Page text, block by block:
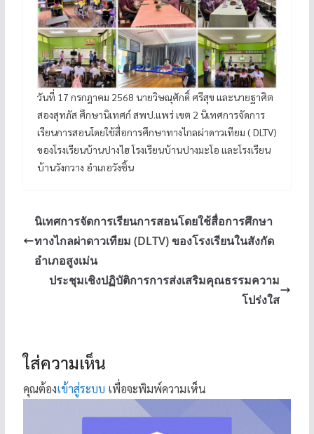
วันที่ 17 กรกฎาคม 2568 นายวิษณุศักดิ์ ศรีสุข และนายฐาศิต
สองสุทภัส ศึกษานิเทศก์ สพป.แพร่ เขต 2 นิเทศการจัดการ
เรียนการสอนโดยใช้สื่อการศึกษาทางไกลผ่าดาวเทียม ( DLTV)
ของโรงเรียนบ้านปางไฮ โรงเรียนบ้านปางมะโอ และโรงเรียน
บ้านวังกวาง อำเภอวังชิ้น
นิเทศการจัดการเรียนการสอนโดยใช้สื่อการศึกษา
ทางไกลผ่าดาวเทียม (DLTV) ของโรงเรียนในสังกัด
อำเภอสูงเม่น
ประชุมเชิงปฏิบัติการการส่งเสริมคุณธรรมความ
โปร่งใส
ใส่ความเห็น
คุณต้องเข้าสู่ระบบ เพื่อจะพิมพ์ความเห็น